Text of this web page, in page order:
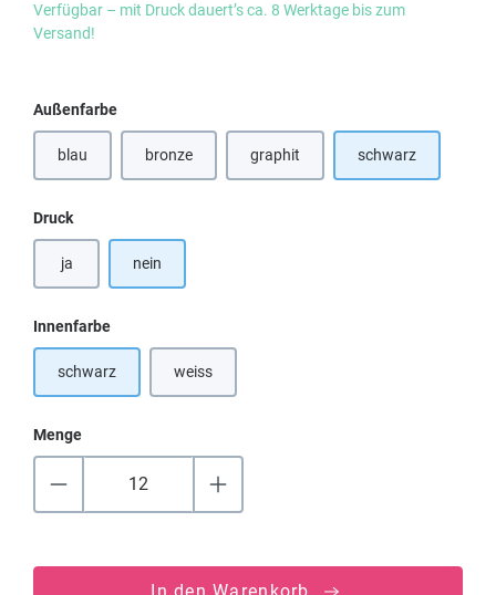
Verfügbar – mit Druck dauert’s ca. 8 Werktage bis zum
Versand!
Außenfarbeauswählen
blau(Diese Option ist zurzeit nicht verfügbar.)
bronze graphit schwarz
Druckauswählen
ja nein
Innenfarbeauswählen
schwarz weiss(Diese Option ist zurzeit nicht verfügbar.)
Menge